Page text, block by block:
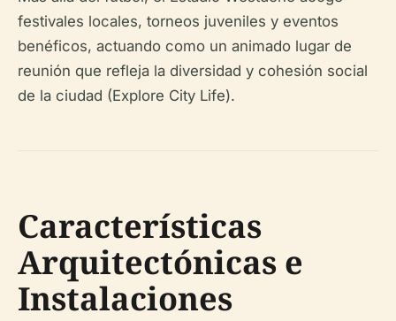
festivales locales, torneos juveniles y eventos
benéficos, actuando como un animado lugar de
reunión que refleja la diversidad y cohesión social
de la ciudad (Explore City Life).
Características
Arquitectónicas e
Instalaciones